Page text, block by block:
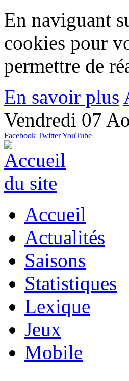
En naviguant
cookies pour
permettre de
En savoir plus
Vendredi 07
Facebook TwitterYouTube
Accueil
Actualités
Saisons
Statistiques
Lexique
Jeux
Mobile